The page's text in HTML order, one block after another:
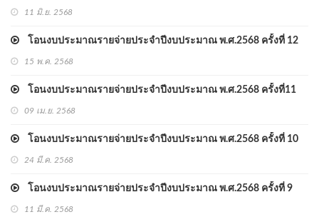
11 มิ.ย. 2568
โอนงบประมาณรายจ่ายประจำปีงบประมาณ พ.ศ.2568 ครั้งที่ 12
15 พ.ค. 2568
โอนงบประมาณรายจ่ายประจำปีงบประมาณ พ.ศ.2568 ครั้งที่11
09 เม.ย. 2568
โอนงบประมาณรายจ่ายประจำปีงบประมาณ พ.ศ.2568 ครั้งที่ 10
24 มี.ค. 2568
โอนงบประมาณรายจ่ายประจำปีงบประมาณ พ.ศ.2568 ครั้งที่ 9
11 มี.ค. 2568